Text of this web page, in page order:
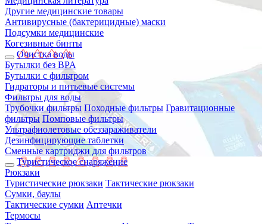
Другие медицинские товары
Антивирусные (бактерицидные) маски
Подсумки медицинские
Когезивные бинты
Очистка воды
Бутылки без BPA
Бутылки с фильтром
Гидраторы и питьевые системы
Фильтры для воды
Трубочки фильтры Походные фильтры Гравитационные
фильтры Помповые фильтры
Ультрафиолетовые обеззараживатели
Дезинфицирующие таблетки
Сменные картриджи для фильтров
Туристическое снаряжение
Рюкзаки
Туристические рюкзаки Тактические рюкзаки
Сумки, баулы
Тактические сумки Аптечки
Термосы